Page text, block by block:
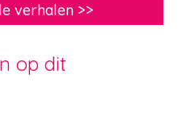
verhalen >>
op dit